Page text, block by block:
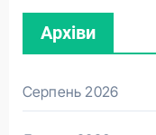
Архіви
Серпень 2026